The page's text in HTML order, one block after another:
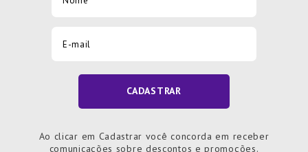
CADASTRAR
Ao clicar em Cadastrar você concorda em receber
comunicações sobre descontos e promoções.